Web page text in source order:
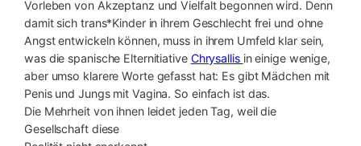
Vorleben von Akzeptanz und Vielfalt begonnen wird. Denn
damit sich trans*Kinder in ihrem Geschlecht frei und ohne
Angst entwickeln können, muss in ihrem Umfeld klar sein,
was die spanische Elternitiative Chrysallis in einige wenige,
aber umso klarere Worte gefasst hat: Es gibt Mädchen mit
Penis und Jungs mit Vagina. So einfach ist das.
Die Mehrheit von ihnen leidet jeden Tag, weil die
Gesellschaft diese